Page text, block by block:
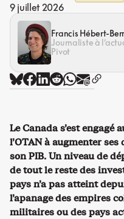
9 juillet 2026
Francis Hébert-
Journaliste à
Pivot
Le Canada s’est engagé
l’OTAN à augmenter
son PIB. Un niveau de
de tout le reste des
pays n’a pas atteint
l’apanage des empires
militaires ou des pays